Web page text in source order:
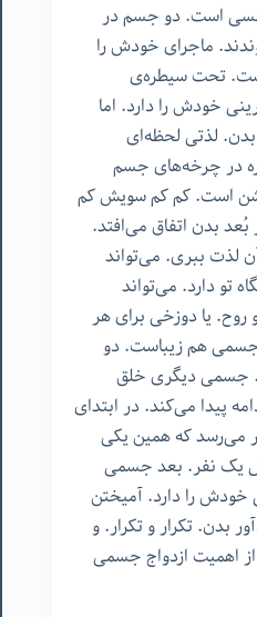
است. دو جسم در
ماجرای خودش را
تحت سیطره‌ی
خودش را دارد. اما
لذتی لحظه‌ای
در چرخه‌های جسم
است. کم کم سویش کم
بدن اتفاق می‌افتد.
لذت ببری. می‌تواند
تو دارد. می‌تواند
روح. یا دوزخی برای هر
هم زیباست. دو
جسمی دیگری خلق
پیدا می‌کند. در ابتدای
می‌رسد که همین یکی
یک نفر. بعد جسمی
خودش را دارد. آمیختن
بدن. تکرار و تکرار. و
اهمیت ازدواج جسمی